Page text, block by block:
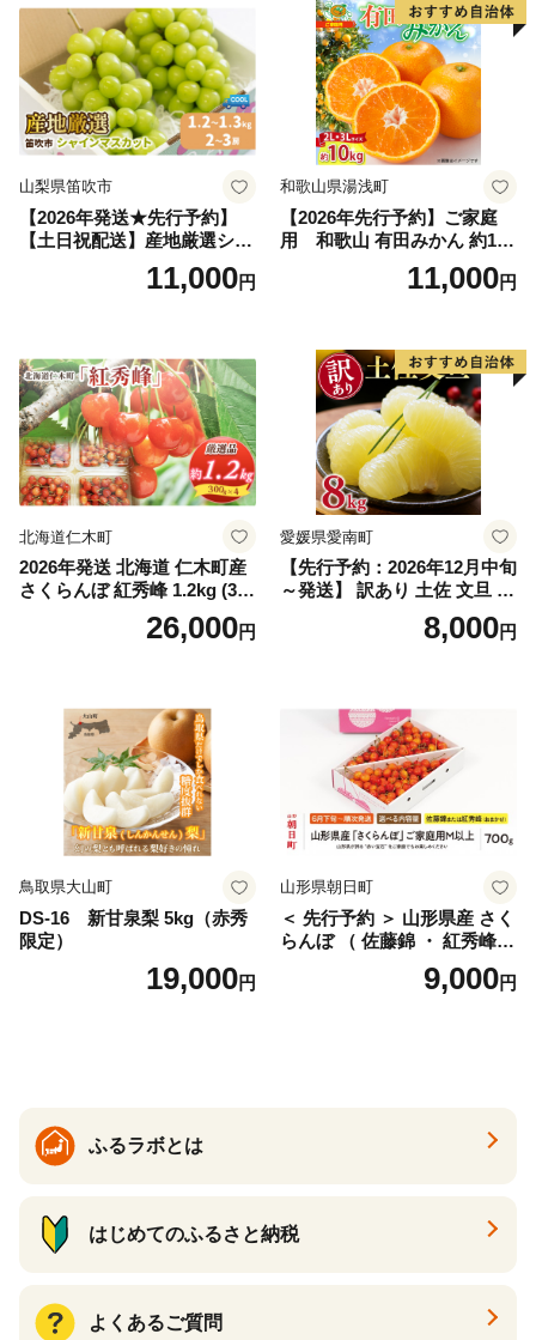
山梨県笛吹市
【2026年発送★先行予約】
【土日祝配送】産地厳選シャ
インマスカット1.2kg～1.3kg
（2房～3房）※沖縄・離島配
笛吹市 山梨県 フルーツ 果物
ぶどう 葡萄 大粒 シャインマ
スカット おすすめ シャイン
マスカット 贈答 ギフト 産地
笛吹市 シャインマスカット
笛吹 葡萄 国産 ぶどう 人気
国産 1.2kg 先行｜
11,000円
和歌山県湯浅町
【2026年先行予約】ご家庭
用 和歌山 有田みかん 約10k
g (2L、3Lサイズ)【湯浅町】
11,000円
北海道仁木町
2026年発送 北海道 仁木町産
さくらんぼ 紅秀峰 1.2kg (300
g×4パック) Lサイズ以上 旬
桜桃 産地直送 サクランボ チ
26,000円
愛媛県愛南町
【先行予約：2026年12月中旬
～発送】 訳あり 土佐 文旦 8k
g (Mサイズ以上サイズミック
ス) 8000円 わけあり ぶんた
産 農家直送 期間限定 特産品
サイズミックス くらもとフ
ァーム 愛南町 愛媛県
8,000円
鳥取県大山町
DS-16 新甘泉梨 5kg（赤秀
限定）
19,000円
山形県朝日町
＜ 先行予約 ＞ 山形県産 さく
らんぼ （ 佐藤錦 ・ 紅秀峰
） ご家庭用 M以上 700g 【20
26年6月下旬から7月上旬発
9,000円
ふるラボとは
はじめてのふるさと納税
よくあるご質問